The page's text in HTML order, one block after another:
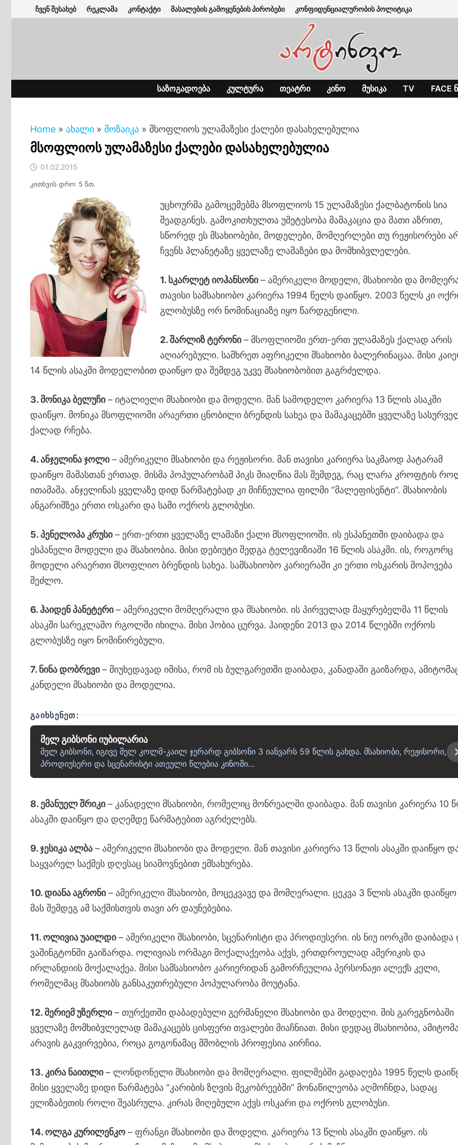
to
ჩვენ შესახებ რეკლამა კონტაქტი მასალების გამოყენების პირობები კონფიდენციალურობის პოლიტიკა
ᲡᲐᲖᲝᲒᲐᲓᲝᲔᲑᲐ ᲙᲣᲚᲢᲣᲠᲐ ᲗᲔᲐᲢᲠᲘ ᲙᲘᲜᲝ ᲛᲣᲡᲘᲙᲐ TV FACE
Home » ახალი » მოზაიკა » მსოფლიოს ულამაზესი ქალები დასახელებულია
მსოფლიოს ულამაზესი ქალები დასახელებულია
01.02.2015
კითხვის დრო: 5 წთ.
უცხოურმა გამოცემებმა მსოფლიოს 15 ულამაზესი ქალბატონის სია
შეადგინეს. გამოკითხულთა უმეტესობა მამაკაცია და მათი აზრით,
სწორედ ეს მსახიობები, მოდელები, მომღერლები თუ რეჟისორები
ჩვენს პლანეტაზე ყველაზე ლამაზები და მომხიბვლელები.
1. სკარლეტ იოჰანსონი– ამერიკელი მოდელი, მსახიობი და
თავისი სამსახიობო კარიერა 1994 წელს დაიწყო. 2003 წელს კი
გლობუსზე ორ ნომინაციაზე იყო წარდგენილი.
2. შარლიზ ტერონი– მსოფლიოში ერთ-ერთ ულამაზეს ქალად არის
აღიარებული. სამხრეთ აფრიკელი მსახიობი ბალერინაცაა. მისი
14 წლის ასაკში მოდელობით დაიწყო და შემდეგ უკვე მსახიობობით გაგრძელდა.
3. მონიკა ბელუჩი– იტალიელი მსახიობი და მოდელი. მან სამოდელო კარიერა 13 წლის ასაკში
დაიწყო. მონიკა მსოფლიოში არაერთი ცნობილი ბრენდის სახეა და მამაკაცებში ყველაზე
ქალად რჩება.
4. ანჯელინა ჯოლი– ამერიკელი მსახიობი და რეჟისორი. მან თავისი კარიერა საკმაოდ პატარამ
დაიწყო მამასთან ერთად. მისმა პოპულარობამ პიკს მიაღწია მას შემდეგ, რაც ლარა კროფტის
ითამაშა. ანჯელინას ყველაზე დიდ წარმატებად კი მიჩნეულია ფილმი “მალეფისენტი”. მსახიობის
ანგარიშზეა ერთი ოსკარი და სამი ოქროს გლობუსი.
5. პენელოპა კრუსი– ერთ-ერთი ყველაზე ლამაზი ქალი მსოფლიოში. ის ესპანეთში დაიბადა და
ესპანელი მოდელი და მსახიობია. მისი დებიუტი შედგა ტელევიზიაში 16 წლის ასაკში. ის, როგორც
მოდელი არაერთი მსოფლიო ბრენდის სახეა. სამსახიობო კარიერაში კი ერთი ოსკარის მოპოვება
შეძლო.
6. ჰაიდენ პანეტერი– ამერიკელი მომღერალი და მსახიობი. ის პირველად მაყურებელმა 11 წლის
ასაკში სარეკლამო რგოლში იხილა. მისი ჰობია ცურვა. ჰაიდენი 2013 და 2014 წლებში ოქროს
გლობუსზე იყო ნომინირებული.
7. ნინა დობრევი– მიუხედავად იმისა, რომ ის ბულგარეთში დაიბადა, კანადაში გაიზარდა,
კანდელი მსახიობი და მოდელია.
ᲒᲐᲘᲮᲡᲔᲜᲔᲗ:
მელ გიბსონი იუბილარია
მელ გიბსონი, იგივე მელ კოლმ-კაილ ჯერარდ გიბსონი 3 იანვარს 59 წლის გახდა. მსახიობი, რეჟისორი,
პროდიუსერი და სცენარისტი ათეული წლებია კინოში…
8. ემანუელ შრიკი– კანადელი მსახიობი, რომელიც მონრეალში დაიბადა. მან თავისი კარიერა 10
ასაკში დაიწყო და დღემდე წარმატებით აგრძელებს.
9. ჯესიკა ალბა – ამერიკელი მსახიობი და მოდელი. მან თავისი კარიერა 13 წლის ასაკში დაიწყო
საყვარელ საქმეს დღესაც სიამოვნებით ემსახურება.
10. დიანა აგრონი– ამერიკელი მსახიობი, მოცეკვავე და მომღერალი. ცეკვა 3 წლის ასაკში
მას შემდეგ ამ საქმისთვის თავი არ დაუნებებია.
11. ოლივია უაილდი– ამერიკელი მსახიობი, სცენარისტი და პროდიუსერი. ის ნიუ იორკში დაიბადა
ვაშინგტონში გაიზარდა. ოლივიას ორმაგი მოქალაქეობა აქვს, ერთდროულად ამერიკის და
ირლანდიის მოქალაქეა. მისი სამსახიობო კარიერიდან გამორჩეულია პერსონაჟი ალექს კელი,
რომელმაც მსახიობს განსაკუთრებული პოპულარობა მოუტანა.
12. მერიემ უზერლი– თურქეთში დაბადებული გერმანელი მსახიობი და მოდელი. მის გარეგნობაში
ყველაზე მომხიბვლელად მამაკაცებს ცისფერი თვალები მიაჩნიათ. მისი დედაც მსახიობია,
არავის გაკვირვებია, როცა გოგონამაც მშობლის პროფესია აირჩია.
13. კირა ნაითლი– ლონდონელი მსახიობი და მომღერალი. ფილმებში გადაღება 1995 წელს
მისი ყველაზე დიდი წარმატება “კარიბის ზღვის მეკობრეებში” მონაწილეობა აღმოჩნდა, სადაც
ელიზაბეთის როლი შეასრულა. კირას მიღებული აქვს ოსკარი და ოქროს გლობუსი.
14. ოლგა კურილენკო – ფრანგი მსახიობი და მოდელი. კარიერა 13 წლის ასაკში დაიწყო. ის